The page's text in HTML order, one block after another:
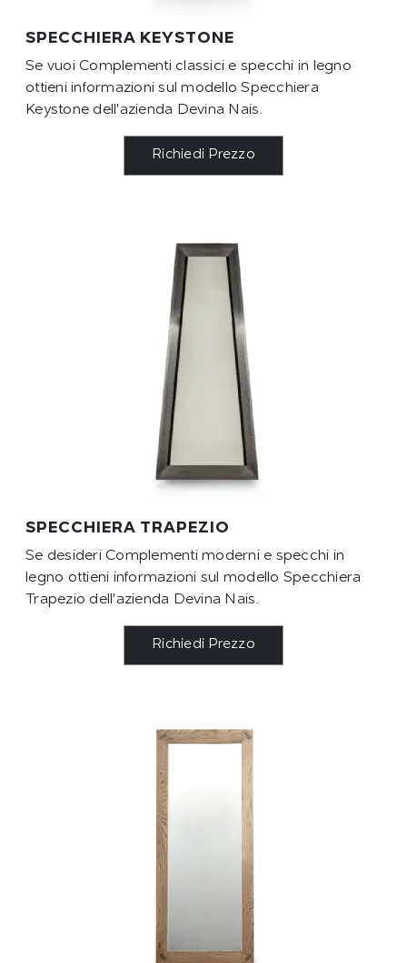
SPECCHIERA KEYSTONE
Se vuoi Complementi classici e specchi in legno
ottieni informazioni sul modello Specchiera
Keystone dell'azienda Devina Nais.
Richiedi Prezzo
SPECCHIERA TRAPEZIO
Se desideri Complementi moderni e specchi in
legno ottieni informazioni sul modello Specchiera
Trapezio dell'azienda Devina Nais.
Richiedi Prezzo